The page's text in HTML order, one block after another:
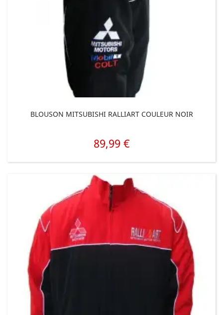
BLOUSON MITSUBISHI RALLIART COULEUR NOIR
Prix
89,99 €